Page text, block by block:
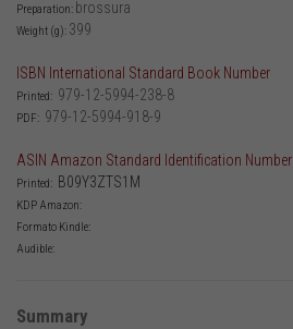
Preparation: brossura
Weight (g): 399
ISBN International Standard Book Number
Printed: 979-12-5994-238-8
PDF: 979-12-5994-918-9
ASIN Amazon Standard Identification Number
Printed: B09Y3ZTS1M
KDP Amazon:
Formato Kindle:
Audible:
Summary